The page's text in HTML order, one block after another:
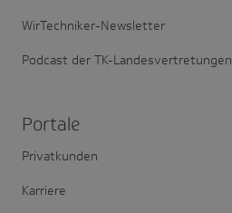
WirTechniker-Newsletter
Podcast der TK-Landesvertretungen
Portale
Privatkunden
Karriere